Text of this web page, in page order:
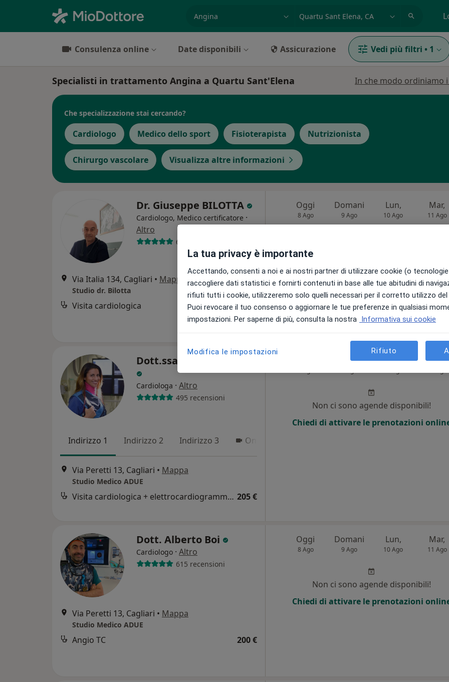
Consulenza online Date disponibili Assicurazione Vedi più filtri • 1
Specialisti in trattamento Angina a Quartu Sant'Elena In che modo ordiniamo
Che specializzazione stai cercando?
Cardiologo Medico dello sport Fisioterapista Nutrizionista
Chirurgo vascolare Visualizza altre informazioni
Dr. Giuseppe BILOTTA
Cardiologo, Medico certificatore ·
Altro
632 recensioni
Via Italia 134, Cagliari • Mappa
Studio dr. Bilotta
Visita cardiologica da 82 €
Oggi
8 Ago
Domani
9 Ago
Lun,
10 Ago
Mar,
11 Ago
Non ci sono agende disponibili!
Chiedi di attivare le prenotazioni online
Dott.ssa Angelica Rossi
Cardiologa · Altro
495 recensioni
Indirizzo 1 Indirizzo 2 Indirizzo 3 Online
Via Peretti 13, Cagliari • Mappa
Studio Medico ADUE
Visita cardiologica + elettrocardiogramma + ecocardiocolordoppler 205 €
Domani Lun, Mar,
Non ci sono agende disponibili!
Chiedi di attivare le prenotazioni
Dott. Alberto Boi
Cardiologo · Altro
615 recensioni
Via Peretti 13, Cagliari • Mappa
Studio Medico ADUE
Angio TC 200 €
Oggi
8 Ago
Domani
9 Ago
Lun,
10 Ago
Mar,
11 Ago
Non ci sono agende disponibili!
Chiedi di attivare le prenotazioni
La tua privacy è importante
Accettando, consenti a noi e ai nostri partner di utilizzare cookie (o
raccogliere dati statistici e fornirti contenuti in base alle tue abitudini di
rifiuti tutti i cookie, utilizzeremo solo quelli necessari per il corretto utilizzo
Puoi revocare il tuo consenso o aggiornare le tue preferenze in qualsiasi
impostazioni. Per saperne di più, consulta la nostra Informativa sui cookie
Modifica le impostazioni Rifiuto